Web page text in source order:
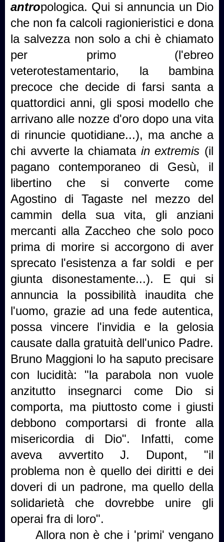
antropologica. Qui si annuncia un Dio
che non fa calcoli ragionieristici e dona
la salvezza non solo a chi è chiamato
per primo (l'ebreo
veterotestamentario, la bambina
precoce che decide di farsi santa a
quattordici anni, gli sposi modello che
arrivano alle nozze d'oro dopo una vita
di rinuncie quotidiane...), ma anche a
chi avverte la chiamata in extremis (il
pagano contemporaneo di Gesù, il
libertino che si converte come
Agostino di Tagaste nel mezzo del
cammin della sua vita, gli anziani
mercanti alla Zaccheo che solo poco
prima di morire si accorgono di aver
sprecato l'esistenza a far soldi
e per
giunta disonestamente...). E qui si
annuncia la possibilità inaudita che
l'uomo, grazie ad una fede autentica,
possa vincere l'invidia e la gelosia
causate dalla gratuità dell'unico Padre.
Bruno Maggioni lo ha saputo precisare
con lucidità: "la parabola non vuole
anzitutto insegnarci come Dio si
comporta, ma piuttosto come i giusti
debbono comportarsi di fronte alla
misericordia di Dio". Infatti, come
aveva avvertito J. Dupont, "il
problema non è quello dei diritti e dei
doveri di un padrone, ma quello della
solidarietà che dovrebbe unire gli
operai fra di loro".
Allora non è che i 'primi' vengano